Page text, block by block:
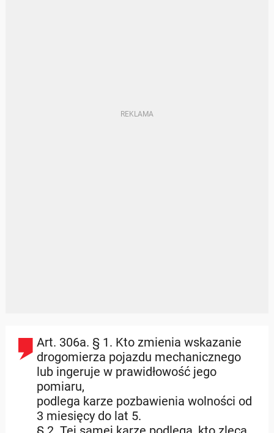
Art. 306a. § 1. Kto zmienia wskazanie
drogomierza pojazdu mechanicznego
lub ingeruje w prawidłowość jego
pomiaru,
podlega karze pozbawienia wolności od
3 miesięcy do lat 5.